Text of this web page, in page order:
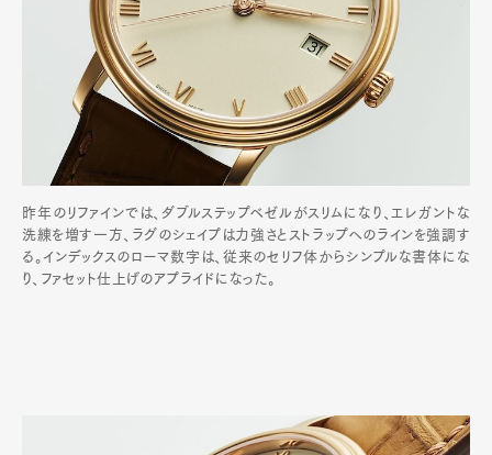
昨年のリファインでは、ダブルステップベゼルがスリムになり、エレガントな
洗練を増す一方、ラグのシェイプは力強さとストラップへのラインを強調す
る。インデックスのローマ数字は、従来のセリフ体からシンプルな書体にな
り、ファセット仕上げのアプライドになった。